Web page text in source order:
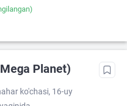
Planet)
ko'chasi, 16-uy